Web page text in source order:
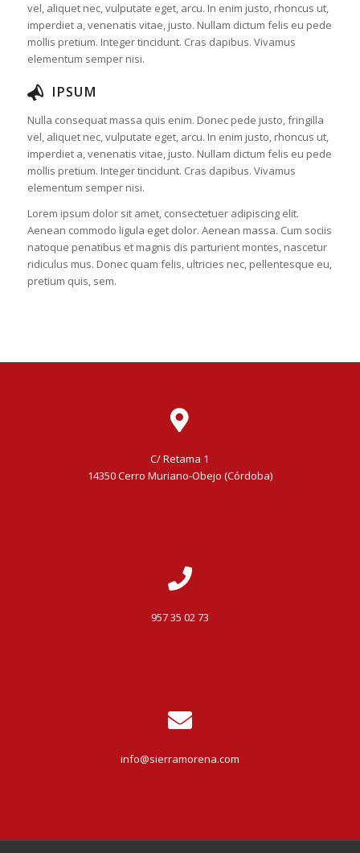
vel, aliquet nec, vulputate eget, arcu. In enim justo, rhoncus ut,
imperdiet a, venenatis vitae, justo. Nullam dictum felis eu pede
mollis pretium. Integer tincidunt. Cras dapibus. Vivamus
elementum semper nisi.
IPSUM
Nulla consequat massa quis enim. Donec pede justo, fringilla
vel, aliquet nec, vulputate eget, arcu. In enim justo, rhoncus ut,
imperdiet a, venenatis vitae, justo. Nullam dictum felis eu pede
mollis pretium. Integer tincidunt. Cras dapibus. Vivamus
elementum semper nisi.
Lorem ipsum dolor sit amet, consectetuer adipiscing elit.
Aenean commodo ligula eget dolor. Aenean massa. Cum sociis
natoque penatibus et magnis dis parturient montes, nascetur
ridiculus mus. Donec quam felis, ultricies nec, pellentesque eu,
pretium quis, sem.
C/ Retama 1
14350 Cerro Muriano-Obejo (Córdoba)
957 35 02 73
info@sierramorena.com